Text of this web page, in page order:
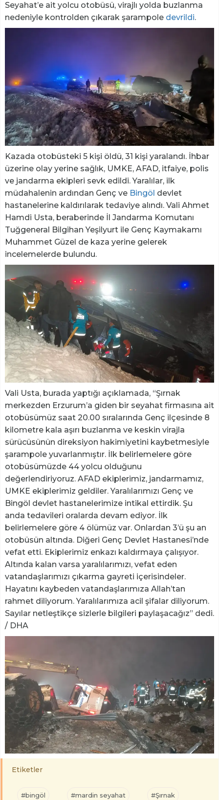
Seyahat’e ait yolcu otobüsü, virajlı yolda buzlanma
nedeniyle kontrolden çıkarak şarampole devrildi.
Kazada otobüsteki 5 kişi öldü, 31 kişi yaralandı. İhbar
üzerine olay yerine sağlık, UMKE, AFAD, itfaiye, polis
ve jandarma ekipleri sevk edildi. Yaralılar, ilk
müdahalenin ardından Genç ve Bingöl devlet
hastanelerine kaldırılarak tedaviye alındı. Vali Ahmet
Hamdi Usta, beraberinde İl Jandarma Komutanı
Tuğgeneral Bilgihan Yeşilyurt ile Genç Kaymakamı
Muhammet Güzel de kaza yerine gelerek
incelemelerde bulundu.
Vali Usta, burada yaptığı açıklamada, “Şırnak
merkezden Erzurum’a giden bir seyahat firmasına ait
otobüsümüz saat 20.00 sıralarında Genç ilçesinde 8
kilometre kala aşırı buzlanma ve keskin virajla
sürücüsünün direksiyon hakimiyetini kaybetmesiyle
şarampole yuvarlanmıştır. İlk belirlemelere göre
otobüsümüzde 44 yolcu olduğunu
değerlendiriyoruz. AFAD ekiplerimiz, jandarmamız,
UMKE ekiplerimiz geldiler. Yaralılarımızı Genç ve
Bingöl devlet hastanelerimize intikal ettirdik. Şu
anda tedavileri oralarda devam ediyor. İlk
belirlemelere göre 4 ölümüz var. Onlardan 3’ü şu an
otobüsün altında. Diğeri Genç Devlet Hastanesi’nde
vefat etti. Ekiplerimiz enkazı kaldırmaya çalışıyor.
Altında kalan varsa yaralılarımızı, vefat eden
vatandaşlarımızı çıkarma gayreti içerisindeler.
Hayatını kaybeden vatandaşlarımıza Allah’tan
rahmet diliyorum. Yaralılarımıza acil şifalar diliyorum.
Sayılar netleştikçe sizlerle bilgileri paylaşacağız” dedi.
/ DHA
Etiketler
#bingöl #mardin seyahat #Şırnak